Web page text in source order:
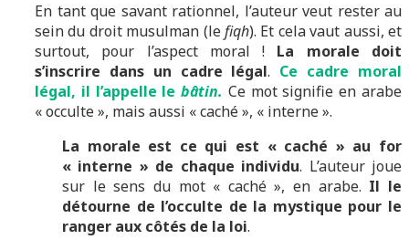
En tant que savant rationnel, l’auteur veut rester au
sein du droit musulman (lefiqh). Et cela vaut aussi, et
surtout, pour l’aspect moral ! La morale doit
s’inscrire dans un cadre légal. Ce cadre moral
légal, il l’appelle lebâtin. Ce mot signifie en arabe
« occulte », mais aussi « caché », « interne ».
La morale est ce qui est « caché » au for
« interne » de chaque individu. L’auteur joue
sur le sens du mot « caché », en arabe. Il le
détourne de l’occulte de la mystique pour le
ranger aux côtés de la loi.